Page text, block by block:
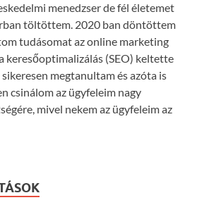
menedzser de fél életemet
töltöttem. 2020 ban döntöttem
tudásomat az online marketing
keresőoptimalizálás (SEO) keltette
megtanultam és azóta is
csinálom az ügyfeleim nagy
mivel nekem az ügyfeleim az